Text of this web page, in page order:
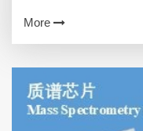
些原料在等离子气氛
More